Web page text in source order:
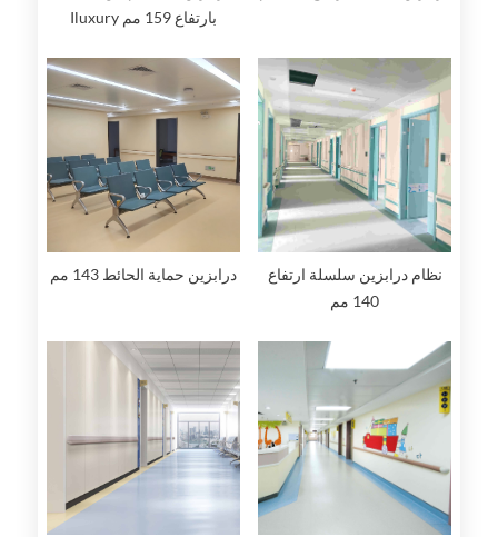
Iluxury بارتفاع 159 مم
درابزين حماية الحائط 143 مم
نظام درابزين سلسلة ارتفاع
140 مم